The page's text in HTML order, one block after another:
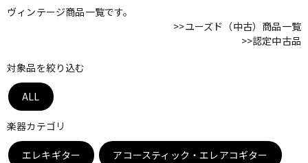
アコギ/エレアコ
ドラム パーカッション
ヴィンテージ商品一覧です。
>>ユーズド（中古）商品一覧
>>認定中古品
対象品を絞り込む
ALL
楽器カテゴリ
エレキギター アコースティック・エレアコギター